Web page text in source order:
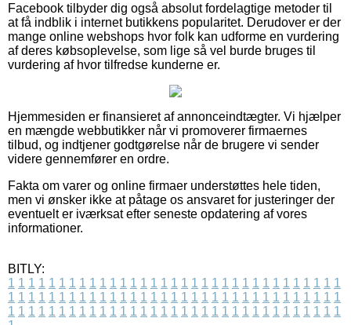
Facebook tilbyder dig også absolut fordelagtige metoder til
at få indblik i internet butikkens popularitet. Derudover er der
mange online webshops hvor folk kan udforme en vurdering
af deres købsoplevelse, som lige så vel burde bruges til
vurdering af hvor tilfredse kunderne er.
Hjemmesiden er finansieret af annonceindtægter. Vi hjælper
en mængde webbutikker når vi promoverer firmaernes
tilbud, og indtjener godtgørelse når de brugere vi sender
videre gennemfører en ordre.
Fakta om varer og online firmaer understøttes hele tiden,
men vi ønsker ikke at påtage os ansvaret for justeringer der
eventuelt er iværksat efter seneste opdatering af vores
informationer.
BITLY:
1 1 1 1 1 1 1 1 1 1 1 1 1 1 1 1 1 1 1 1 1 1 1 1 1 1 1 1 1 1 1 1 1
1 1 1 1 1 1 1 1 1 1 1 1 1 1 1 1 1 1 1 1 1 1 1 1 1 1 1 1 1 1 1 1 1
1 1 1 1 1 1 1 1 1 1 1 1 1 1 1 1 1 1 1 1 1 1 1 1 1 1 1 1 1 1 1 1 1